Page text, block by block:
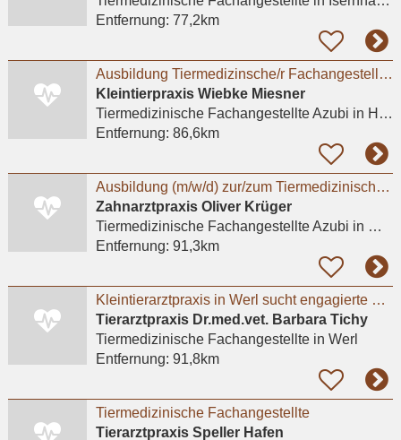
Entfernung: 77,2km
Ausbildung Tiermedizinsche/r Fachangestellte/r 2026
Kleintierpraxis Wiebke Miesner
Tiermedizinische Fachangestellte Azubi in Harpstedt
Entfernung: 86,6km
Ausbildung (m/w/d) zur/zum Tiermedizinischen Fachangestellten
Zahnarztpraxis Oliver Krüger
Tiermedizinische Fachangestellte Azubi in Münster, Roxel
Entfernung: 91,3km
Kleintierarztpraxis in Werl sucht engagierte Praxishilfe in Teilzeit
Tierarztpraxis Dr.med.vet. Barbara Tichy
Tiermedizinische Fachangestelltein Werl
Entfernung: 91,8km
Tiermedizinische Fachangestellte
Tierarztpraxis Speller Hafen